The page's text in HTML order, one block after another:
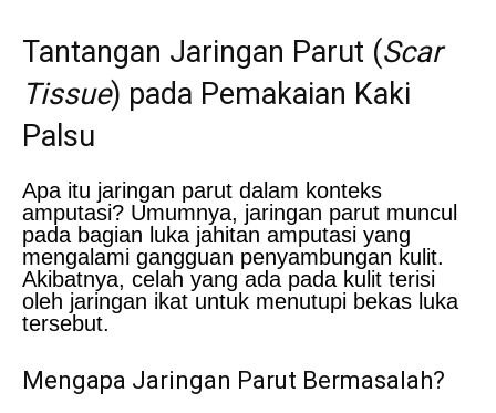
Tantangan Jaringan Parut (Scar
Tissue) pada Pemakaian Kaki
Palsu
Apa itu jaringan parut dalam konteks
amputasi? Umumnya, jaringan parut muncul
pada bagian luka jahitan amputasi yang
mengalami gangguan penyambungan kulit.
Akibatnya, celah yang ada pada kulit terisi
oleh jaringan ikat untuk menutupi bekas luka
tersebut.
Mengapa Jaringan Parut Bermasalah?